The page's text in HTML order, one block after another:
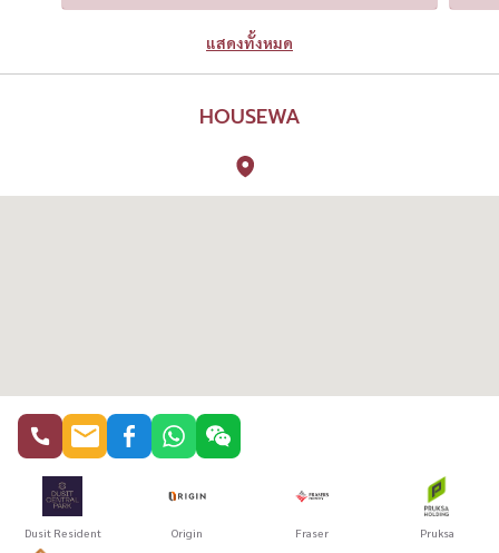
เห
หรู
เหมือนทำผ่านคอม
แสดงทั้งหมด
HOUSEWA
Dusit Resident Origin Fraser Pruksa